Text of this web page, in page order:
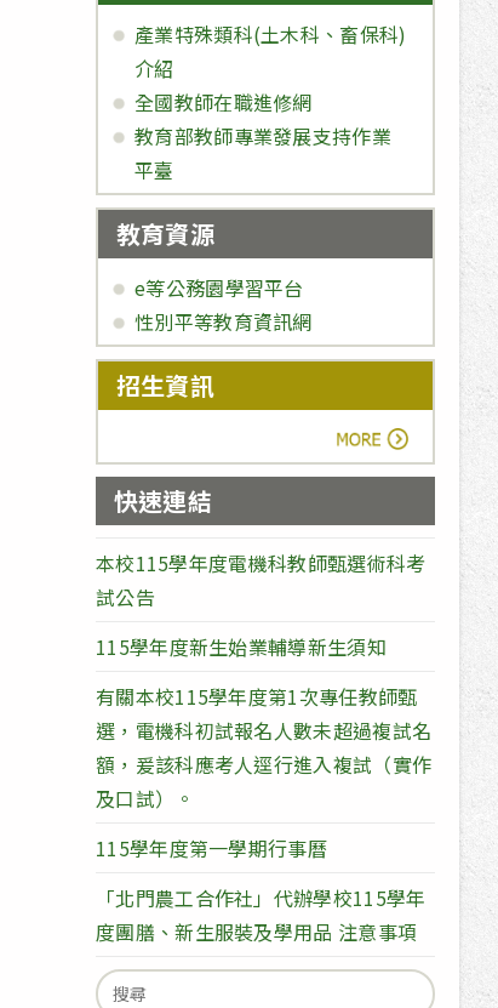
產業特殊類科(土木科、畜保科)
介紹
全國教師在職進修網
教育部教師專業發展支持作業
平臺
教育資源
e等公務園學習平台
性別平等教育資訊網
招生資訊
快速連結
本校115學年度電機科教師甄選術科考
試公告
115學年度新生始業輔導新生須知
有關本校115學年度第1次專任教師甄
選，電機科初試報名人數未超過複試名
額，爰該科應考人逕行進入複試（實作
及口試）。
115學年度第一學期行事曆
「北門農工合作社」代辦學校115學年
度團膳、新生服裝及學用品 注意事項
Search